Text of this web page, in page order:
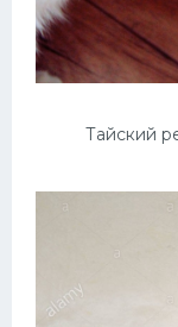
Тайский